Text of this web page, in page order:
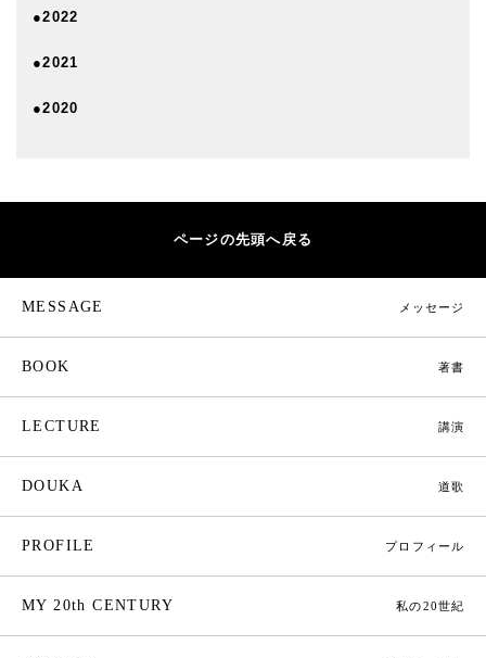
●2022
●2021
●2020
ページの先頭へ戻る
MESSAGE メッセージ
BOOK 著書
LECTURE 講演
DOUKA 道歌
PROFILE プロフィール
MY 20th CENTURY 私の20世紀